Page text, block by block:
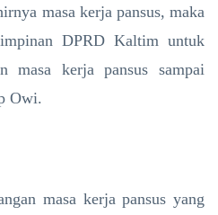
masa kerja pansus, maka
DPRD Kaltim untuk
masa kerja pansus sampai
Owi.
masa kerja pansus yang